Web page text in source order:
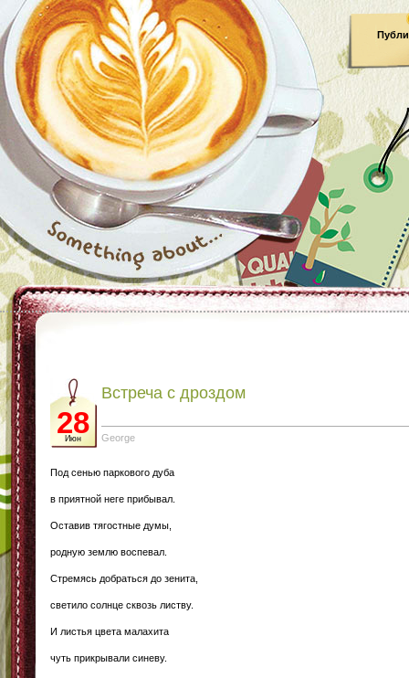
28
Июн
Встреча с дроздом
George
Под сенью паркового дуба
в приятной неге прибывал.
Оставив тягостные думы,
родную землю воспевал.
Стремясь добраться до зенита,
светило солнце сквозь листву.
И листья цвета малахита
чуть прикрывали синеву.